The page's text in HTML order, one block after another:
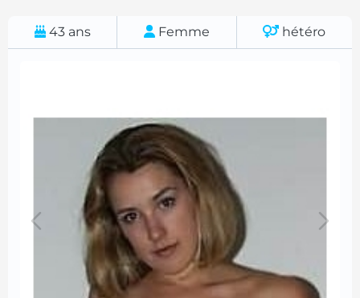
43 ans Femme hétéro